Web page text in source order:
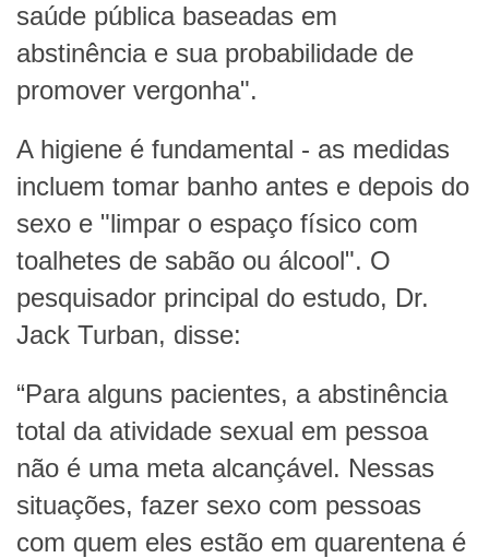
saúde pública baseadas em
abstinência e sua probabilidade de
promover vergonha".
A higiene é fundamental - as medidas
incluem tomar banho antes e depois do
sexo e "limpar o espaço físico com
toalhetes de sabão ou álcool". O
pesquisador principal do estudo, Dr.
Jack Turban, disse:
“Para alguns pacientes, a abstinência
total da atividade sexual em pessoa
não é uma meta alcançável. Nessas
situações, fazer sexo com pessoas
com quem eles estão em quarentena é